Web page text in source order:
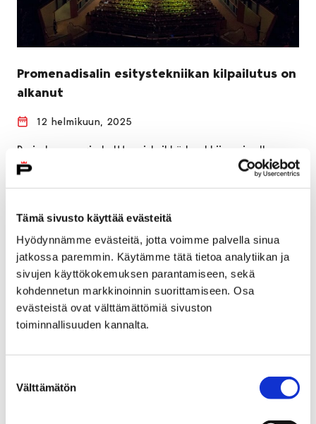
Tämä sivusto käyttää evästeitä
Hyödynnämme evästeitä, jotta voimme palvella sinua
jatkossa paremmin. Käytämme tätä tietoa analytiikan ja
sivujen käyttökokemuksen parantamiseen, sekä
kohdennetun markkinoinnin suorittamiseen. Osa
evästeistä ovat välttämättömiä sivuston
toiminnallisuuden kannalta.
valinta
Välttämätön
Promenadisalin esitystekniikan kilpailutus on
alkanut
12 helmikuun, 2025
Porin kaupungin kulttuuriyksikkö hankkii avoimella
kilpailutuksella kumppania Promenadikeskuksen salin
esitystekniikan laitevuokraukseen ja salissa tapahtuvien
julkaistun kilpailutuksen…